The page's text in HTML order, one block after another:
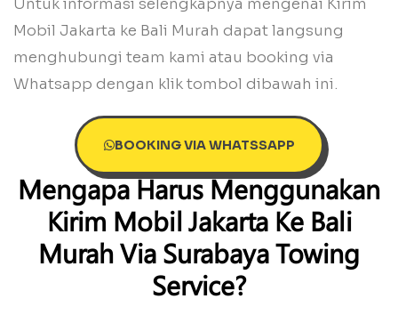
Untuk informasi selengkapnya mengenai Kirim
Mobil Jakarta ke Bali Murah dapat langsung
menghubungi team kami atau booking via
Whatsapp dengan klik tombol dibawah ini.
BOOKING VIA WHATSSAPP
Mengapa Harus Menggunakan
Kirim Mobil Jakarta Ke Bali
Murah Via Surabaya Towing
Service?